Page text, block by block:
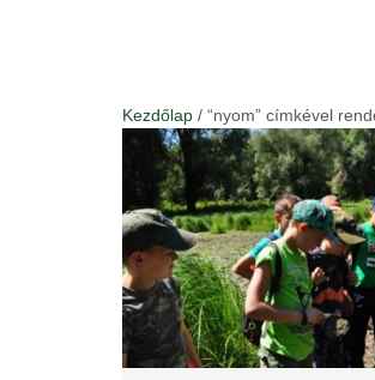
Kezdőlap / “nyom” címkével